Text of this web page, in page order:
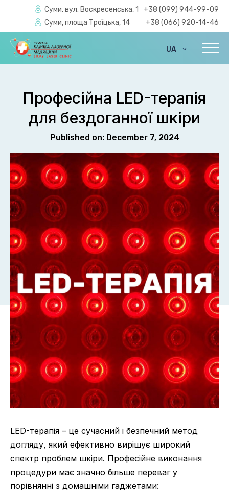
Суми, вул. Воскресенська, 1
+38 (099) 944-99-09
Суми, площа Троїцька, 14
+38 (066) 920-14-46
UA
Професійна LED-терапія
для бездоганної шкіри
Published on: December 7, 2024
LED-терапія – це сучасний і безпечний метод
догляду, який ефективно вирішує широкий
спектр проблем шкіри. Професійне виконання
процедури має значно більше переваг у
порівнянні з домашніми гаджетами: